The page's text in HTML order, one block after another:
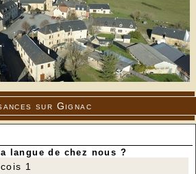
sur Gignac
langue de chez nous ?
1